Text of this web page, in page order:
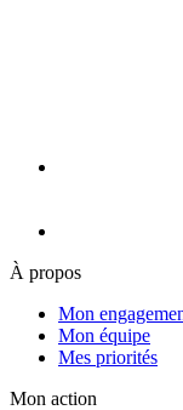
À propos
Mon
Mon équipe
Mes priorités
Mon action